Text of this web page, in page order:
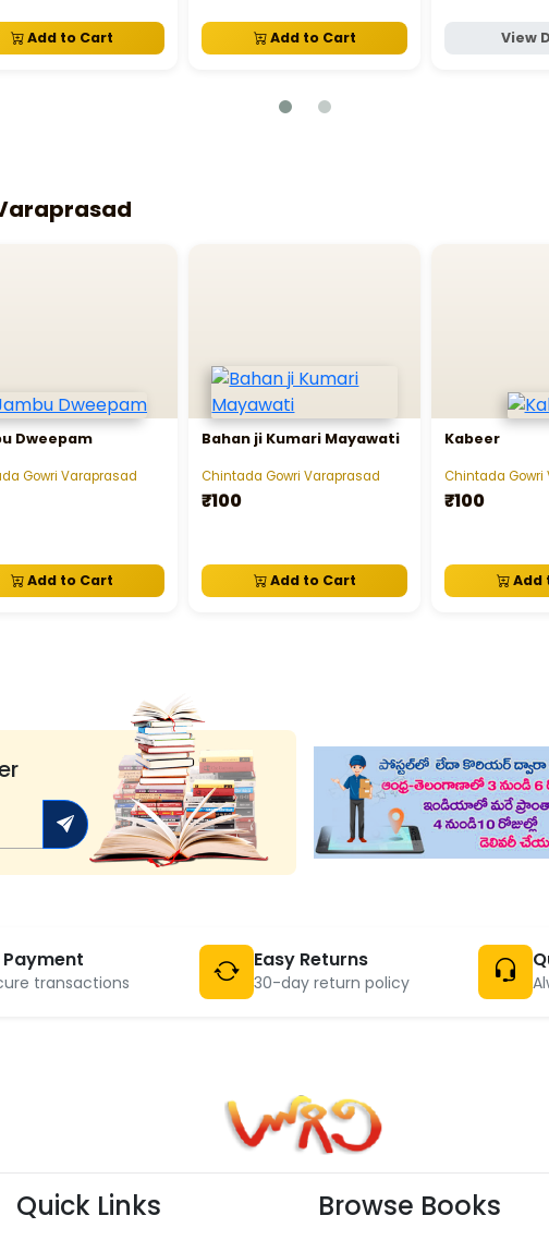
Add to Cart Add to Cart View
Dweepam
Gowri Varaprasad
Add to Cart
Bahan ji Kumari Mayawati
Chintada Gowri Varaprasad
₹100
Add to Cart
Kabeer
Chintada Gowri
₹100
Add
transactions
Easy Returns
30-day return policy
Quick Links Browse Books